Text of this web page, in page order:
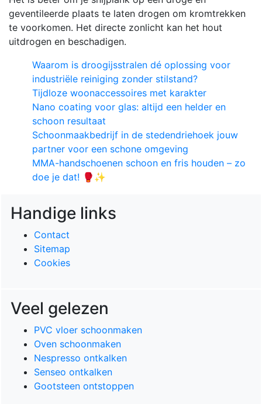
geventileerde plaats te laten drogen om kromtrekken
te voorkomen. Het directe zonlicht kan het hout
uitdrogen en beschadigen.
Waarom is droogijsstralen dé oplossing voor
industriële reiniging zonder stilstand?
Tijdloze woonaccessoires met karakter
Nano coating voor glas: altijd een helder en
schoon resultaat
Schoonmaakbedrijf in de stedendriehoek jouw
partner voor een schone omgeving
MMA-handschoenen schoon en fris houden – zo
doe je dat! 🥊✨
Handige links
Contact
Sitemap
Cookies
Veel gelezen
PVC vloer schoonmaken
Oven schoonmaken
Nespresso ontkalken
Senseo ontkalken
Gootsteen ontstoppen